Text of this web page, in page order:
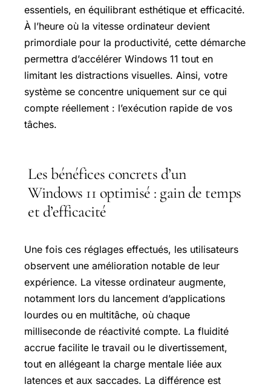
essentiels, en équilibrant esthétique et efficacité.
À l’heure où la vitesse ordinateur devient
primordiale pour la productivité, cette démarche
permettra d’accélérer Windows 11 tout en
limitant les distractions visuelles. Ainsi, votre
système se concentre uniquement sur ce qui
compte réellement : l’exécution rapide de vos
tâches.
Les bénéfices concrets d’un
Windows 11 optimisé : gain de temps
et d’efficacité
Une fois ces réglages effectués, les utilisateurs
observent une amélioration notable de leur
expérience. La vitesse ordinateur augmente,
notamment lors du lancement d’applications
lourdes ou en multitâche, où chaque
milliseconde de réactivité compte. La fluidité
accrue facilite le travail ou le divertissement,
tout en allégeant la charge mentale liée aux
latences et aux saccades. La différence est